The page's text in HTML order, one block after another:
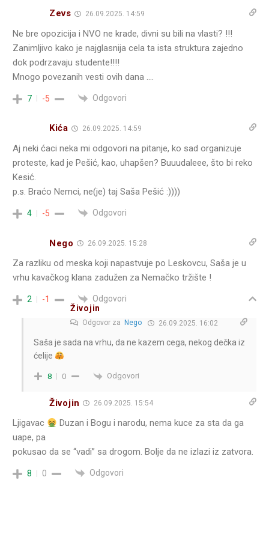
Zevs 26.09.2025. 14:59
Ne bre opozicija i NVO ne krade, divni su bili na vlasti? !!!
Zanimljivo kako je najglasnija cela ta ista struktura zajedno
dok podrzavaju studente!!!!
Mnogo povezanih vesti ovih dana ….
7 -5 Odgovori
Kića 26.09.2025. 14:59
Aj neki ćaci neka mi odgovori na pitanje, ko sad organizuje
proteste, kad je Pešić, kao, uhapšen? Buuudaleee, što bi reko
Kesić.
p.s. Braćo Nemci, ne(je) taj Saša Pešić :))))
4 -5 Odgovori
Nego 26.09.2025. 15:28
Za razliku od meska koji napastvuje po Leskovcu, Saša je u
vrhu kavačkog klana zadužen za Nemačko tržište !
2 -1
Odgovori
Živojin
Odgovor za Nego 26.09.2025. 16:02
Saša je sada na vrhu, da ne kazem cega, nekog dečka iz
ćelije
8 0 Odgovori
Živojin 26.09.2025. 15:54
Ljigavac
Duzan i Bogu i narodu, nema kuce za sta da ga
uape, pa
pokusao da se “vadi” sa drogom. Bolje da ne izlazi iz zatvora.
8 0 Odgovori